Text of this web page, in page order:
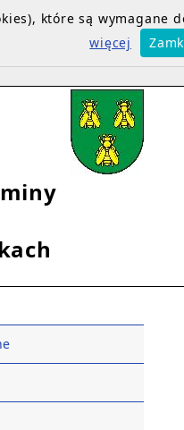
które są
więcej